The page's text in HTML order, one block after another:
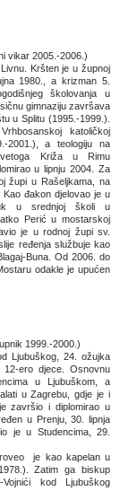
vikar 2005.-2006.)
Kršten je u župnoj
1980., a krizman 5.
školovanja u
gimnaziju završava
u Splitu (1995.-1999.).
katoličkoj
2001.), a teologiju na
Križa u Rimu
u lipnju 2004. Za
župi u Rašeljkama, na
đakon djelovao je u
u srednjoj školi u
Perić u mostarskoj
je u rodnoj župi sv.
ređenja službuje kao
Buna. Od 2006. do
odakle je upućen
1999.-2000.)
Ljubuškog, 24. ožujka
ero djece. Osnovnu
u Ljubuškom, a
u Zagrebu, gdje je i
završio i diplomirao u
u Prenju, 30. lipnja
je u Studencima, 29.
je kao kapelan u
Zatim ga biskup
kod Ljubuškog